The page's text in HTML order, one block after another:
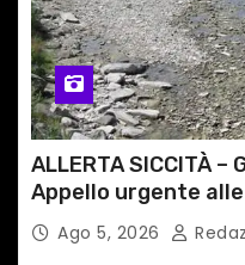
ALLERTA SICCITÀ –
Appello urgente
Ago 5, 2026